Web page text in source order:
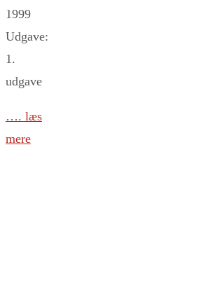
1999
Udgave:
1.
udgave
…. læs
mere